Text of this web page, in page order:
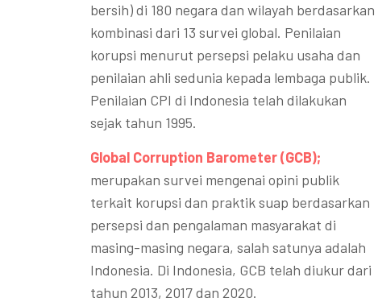
bersih) di 180 negara dan wilayah berdasarkan
kombinasi dari 13 survei global. Penilaian
korupsi menurut persepsi pelaku usaha dan
penilaian ahli sedunia kepada lembaga publik.
Penilaian CPI di Indonesia telah dilakukan
sejak tahun 1995.
Global Corruption Barometer (GCB);
merupakan survei mengenai opini publik
terkait korupsi dan praktik suap berdasarkan
persepsi dan pengalaman masyarakat di
masing-masing negara, salah satunya adalah
Indonesia. Di Indonesia, GCB telah diukur dari
tahun 2013, 2017 dan 2020.